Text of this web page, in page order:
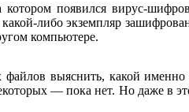
появился вирус-
либо экземпляр
компьютере.
выяснить, какой именно
— пока нет. Но даже